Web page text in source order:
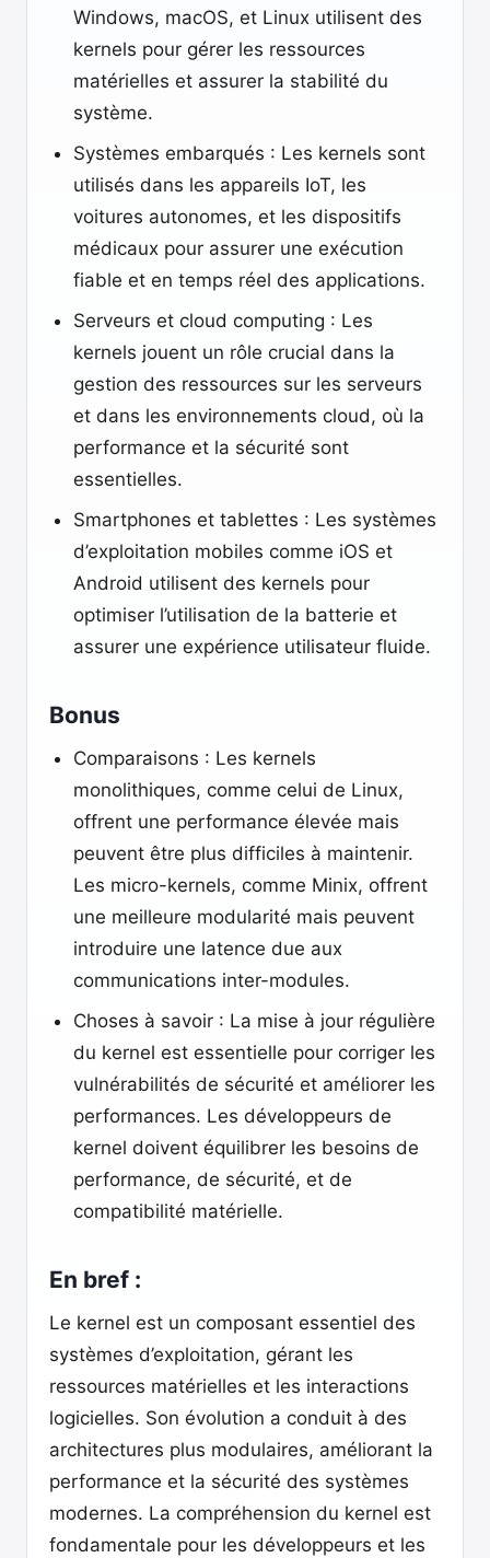
Windows, macOS, et Linux utilisent des
kernels pour gérer les ressources
matérielles et assurer la stabilité du
système.
Systèmes embarqués : Les kernels sont
utilisés dans les appareils IoT, les
voitures autonomes, et les dispositifs
médicaux pour assurer une exécution
fiable et en temps réel des applications.
Serveurs et cloud computing : Les
kernels jouent un rôle crucial dans la
gestion des ressources sur les serveurs
et dans les environnements cloud, où la
performance et la sécurité sont
essentielles.
Smartphones et tablettes : Les systèmes
d’exploitation mobiles comme iOS et
Android utilisent des kernels pour
optimiser l’utilisation de la batterie et
assurer une expérience utilisateur fluide.
Bonus
Comparaisons : Les kernels
monolithiques, comme celui de Linux,
offrent une performance élevée mais
peuvent être plus difficiles à maintenir.
Les micro-kernels, comme Minix, offrent
une meilleure modularité mais peuvent
introduire une latence due aux
communications inter-modules.
Choses à savoir : La mise à jour régulière
du kernel est essentielle pour corriger les
vulnérabilités de sécurité et améliorer les
performances. Les développeurs de
kernel doivent équilibrer les besoins de
performance, de sécurité, et de
compatibilité matérielle.
En bref :
Le kernel est un composant essentiel des
systèmes d’exploitation, gérant les
ressources matérielles et les interactions
logicielles. Son évolution a conduit à des
architectures plus modulaires, améliorant la
performance et la sécurité des systèmes
modernes. La compréhension du kernel est
fondamentale pour les développeurs et les